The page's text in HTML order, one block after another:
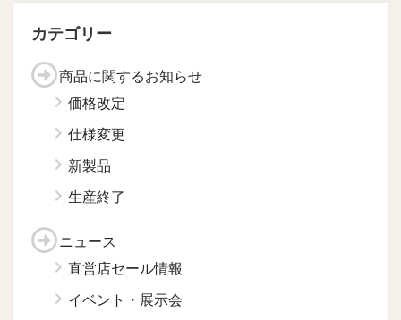
カテゴリー
商品に関するお知らせ
価格改定
仕様変更
新製品
生産終了
ニュース
直営店セール情報
イベント・展示会